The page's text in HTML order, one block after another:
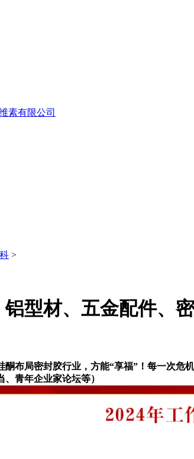
>
型材、五金配件、
局密封胶行业，方能“享福”！每一次危
青年企业家论坛等）